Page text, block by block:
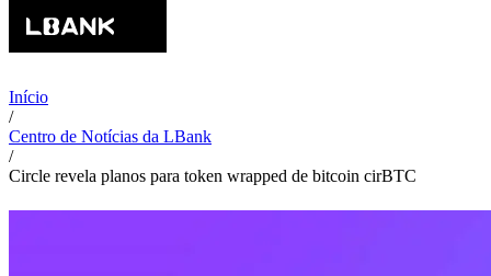
Início
/
Centro de Notícias da LBank
/
Circle revela planos para token wrapped de bitcoin cirBTC